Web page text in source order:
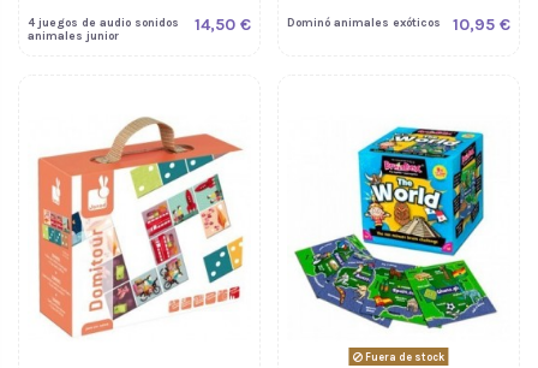
4 juegos de audio sonidos
animales junior
14,50 € Dominó animales exóticos 10,95 €
Fuera de stock